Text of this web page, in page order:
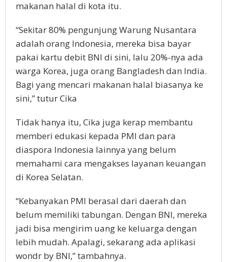
makanan halal di kota itu.
“Sekitar 80% pengunjung Warung Nusantara
adalah orang Indonesia, mereka bisa bayar
pakai kartu debit BNI di sini, lalu 20%-nya ada
warga Korea, juga orang Bangladesh dan India.
Bagi yang mencari makanan halal biasanya ke
sini,” tutur Cika
Tidak hanya itu, Cika juga kerap membantu
memberi edukasi kepada PMI dan para
diaspora Indonesia lainnya yang belum
memahami cara mengakses layanan keuangan
di Korea Selatan.
“Kebanyakan PMI berasal dari daerah dan
belum memiliki tabungan. Dengan BNI, mereka
jadi bisa mengirim uang ke keluarga dengan
lebih mudah. Apalagi, sekarang ada aplikasi
wondr by BNI,” tambahnya.